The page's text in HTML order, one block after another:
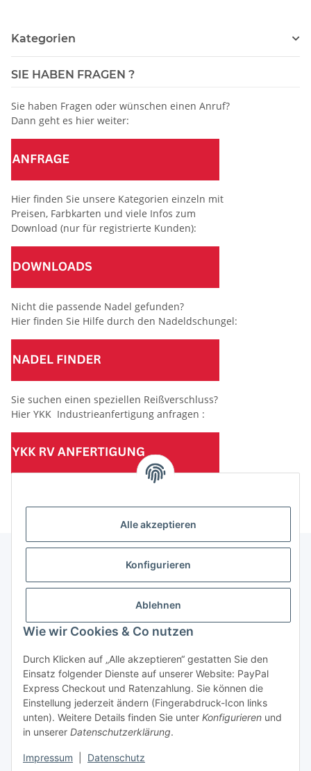
Alle akzeptieren
Konfigurieren
Ablehnen
Wie wir Cookies & Co nutzen
Durch Klicken auf „Alle akzeptieren“ gestatten Sie den
Einsatz folgender Dienste auf unserer Website: PayPal
Express Checkout und Ratenzahlung. Sie können die
Einstellung jederzeit ändern (Fingerabdruck-Icon links
unten). Weitere Details finden Sie unter Konfigurieren und
in unserer Datenschutzerklärung.
Impressum Datenschutz
Kategorien
SIE HABEN FRAGEN ?
Sie haben Fragen oder wünschen einen Anruf?
Dann geht es hier weiter:
Hier finden Sie unsere Kategorien einzeln mit
Preisen, Farbkarten und viele Infos zum
Download (nur für registrierte Kunden):
Nicht die passende Nadel gefunden?
Hier finden Sie Hilfe durch den Nadeldschungel:
Sie suchen einen speziellen Reißverschluss?
Hier YKK Industrieanfertigung anfragen :
(Mindesttabnahmemenge 10 Stück je Länge und Farbe)
Informationen
Gesetzliche Informationen
Vertrag widerrufen
* Alle Preise zzgl. gesetzlicher USt., zzgl.